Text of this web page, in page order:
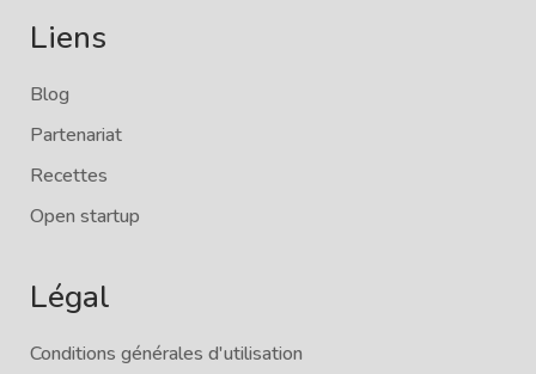
Liens
Blog
Partenariat
Recettes
Open startup
Légal
Conditions générales d'utilisation